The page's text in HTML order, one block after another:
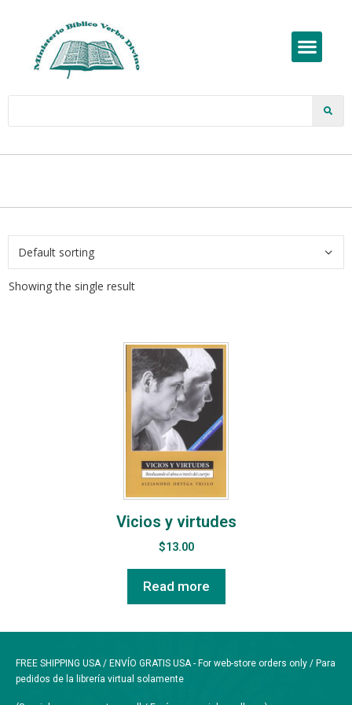
Showing the single result
Vicios y virtudes
$13.00
Read more
FREE SHIPPING USA / ENVÍO GRATIS USA - For web-store orders only / Para
pedidos de la librería virtual solamente